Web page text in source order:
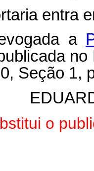
entra
a
no
Seção 1,
o